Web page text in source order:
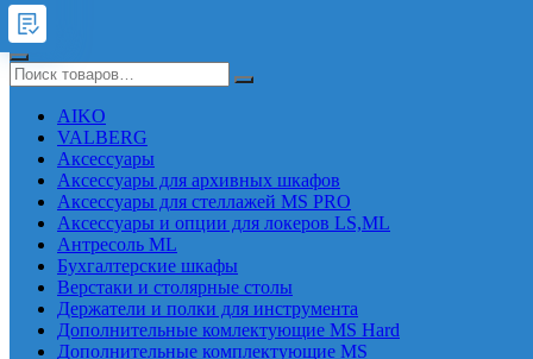
AIKO
VALBERG
Аксессуары
Аксессуары для архивных шкафов
Аксессуары для стеллажей MS PRO
Аксессуары и опции для локеров LS,ML
Антресоль ML
Бухгалтерские шкафы
Верстаки и столярные столы
Держатели и полки для инструмента
Дополнительные комлектующие MS Hard
Дополнительные комплектующие MS